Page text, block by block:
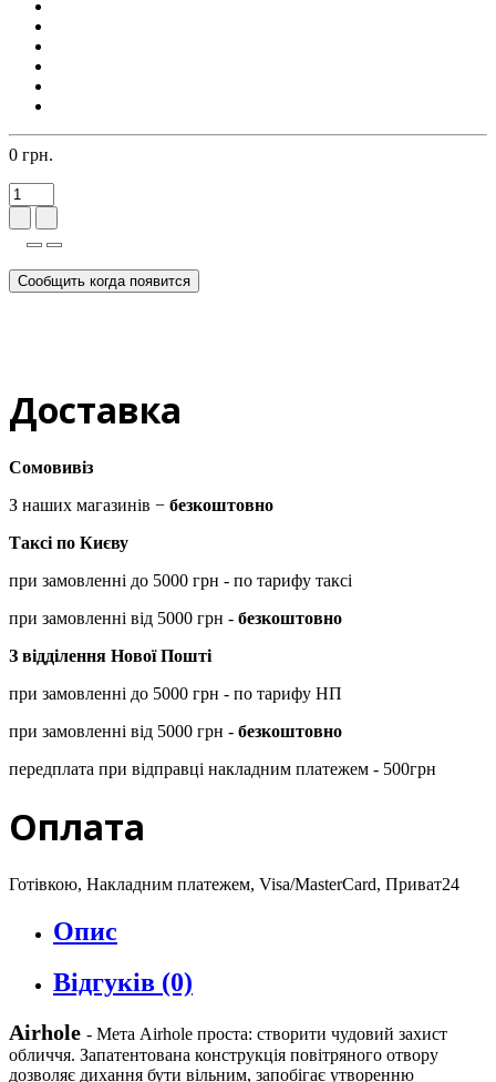
0 грн.
Сообщить когда появится
Доставка
Сомовивіз
З наших магазинів − безкоштовно
Таксі по Києву
при замовленні до 5000 грн - по тарифу таксі
при замовленні від 5000 грн - безкоштовно
З відділення Нової Пошті
при замовленні до 5000 грн - по тарифу НП
при замовленні від 5000 грн - безкоштовно
передплата при відправці накладним платежем - 500грн
Оплата
Готівкою, Накладним платежем, Visa/MasterCard, Приват24
Опис
Відгуків (0)
Airhole - Мета Airhole проста: створити чудовий захист
обличчя. Запатентована конструкція повітряного отвору
дозволяє дихання бути вільним, запобігає утворенню